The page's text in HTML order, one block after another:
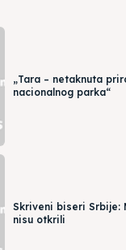
„Tara – netaknuta
nacionalnog parka“
Skriveni biseri Srbije:
nisu otkrili